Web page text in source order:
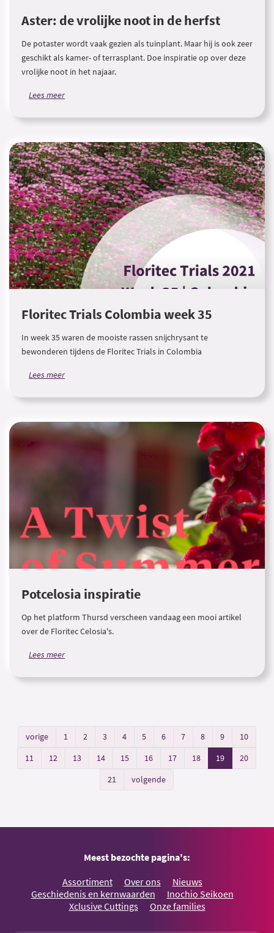
Aster: de vrolijke noot in de herfst
De potaster wordt vaak gezien als tuinplant. Maar hij is ook zeer
geschikt als kamer- of terrasplant. Doe inspiratie op over deze
vrolijke noot in het najaar.
Lees meer
Floritec Trials Colombia week 35
In week 35 waren de mooiste rassen snijchrysant te
bewonderen tijdens de Floritec Trials in Colombia
Lees meer
Potcelosia inspiratie
Op het platform Thursd verscheen vandaag een mooi artikel
over de Floritec Celosia's.
Lees meer
vorige 1 2 3 4 5 6 7 8 9
10
11
12 13 14 15 16 17 18 19
20
21
volgende
Meest bezochte pagina's:
Assortiment Over ons
Nieuws
Geschiedenis en kernwaarden
Inochio Seikoen
Xclusive Cuttings
Onze families